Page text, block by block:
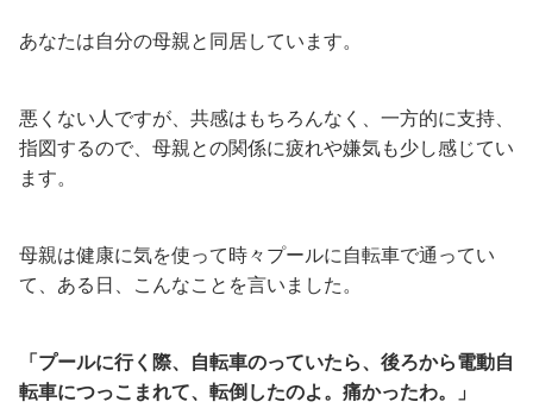
あなたは自分の母親と同居しています。
悪くない人ですが、共感はもちろんなく、一方的に支持、
指図するので、母親との関係に疲れや嫌気も少し感じてい
ます。
母親は健康に気を使って時々プールに自転車で通ってい
て、ある日、こんなことを言いました。
「プールに行く際、自転車のっていたら、後ろから電動自
転車につっこまれて、転倒したのよ。痛かったわ。」